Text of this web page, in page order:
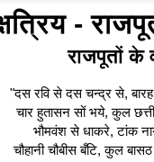
-
राजपूतों के
"दस रवि से दस चन्द्र से,
चार हुतासन सों भये, कुल
भौमवंश से धाकरे, टांक
चौहानी चौबीस बँटि, कुल